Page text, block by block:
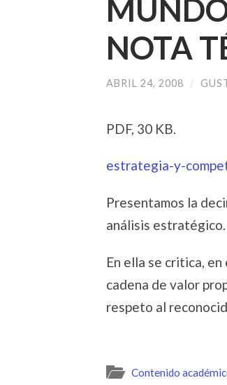
NOTA
ABRIL 24, 2008 /
PDF, 30 KB.
estrategia-y-
Presentamos la
análisis estratégico.
En ella se critica,
cadena de valor
respeto al
Contenido